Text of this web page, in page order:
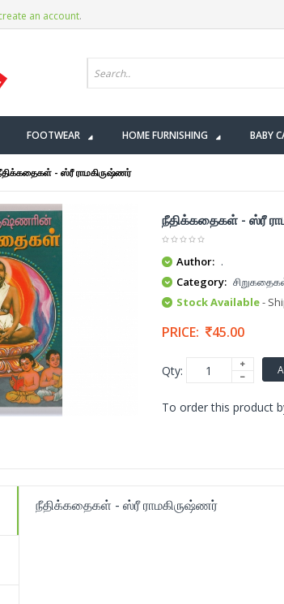
an account.
FOOTWEAR HOME FURNISHING BABY
- ஸ்ரீ ராமகிருஷ்ணர்
நீதிக்கதைகள் - ஸ்ரீ
Author: .
Category:
Stock Available-
PRICE: 45.00
Qty:
To order this product
நீதிக்கதைகள் - ஸ்ரீ ராமகிருஷ்ணர்